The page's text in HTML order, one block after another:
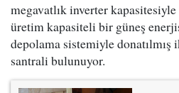
megavatlık inverter
üretim kapasiteli bir güneş
depolama sistemiyle
santrali bulunuyor.